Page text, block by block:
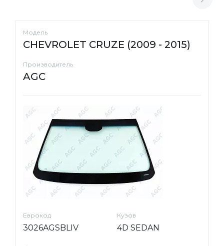
Модель
CHEVROLET CRUZE (2009 - 2015)
Производитель
AGC
Еврокод
3026AGSBLIV
Кузов
4D SEDAN